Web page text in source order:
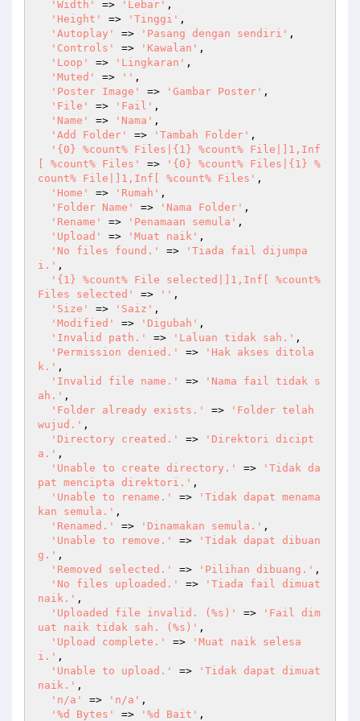
'Width' => 'Lebar' ,
'Height'
=> 'Tinggi' ,
'Autoplay'
=> 'Pasang dengan sendiri' ,
'Controls'
=> 'Kawalan' ,
'Loop'
=> 'Lingkaran' ,
'Muted'
=> '' ,
'Poster Image'
=> 'Gambar Poster' ,
'File'
=> 'Fail' ,
'Name'
=> 'Nama' ,
'Add Folder'
=> 'Tambah Folder' ,
'{0} %count% Files|{1} %count% File|]1,Inf
[ %count% Files'
=>
'{0} %count% Files|{1} %
count% File|]1,Inf[ %count% Files' ,
'Home'
=> 'Rumah' ,
'Folder Name'
=> 'Nama Folder' ,
'Rename'
=> 'Penamaan semula' ,
'Upload'
=> 'Muat naik' ,
'No files found.'
=>
'Tiada fail dijumpa
i.' ,
'{1} %count% File selected|]1,Inf[ %count%
Files selected'
=> '' ,
'Size'
=> 'Saiz' ,
'Modified'
=> 'Digubah' ,
'Invalid path.'
=> 'Laluan tidak sah.' ,
'Permission denied.'
=>
'Hak akses ditola
k.' ,
'Invalid file name.'
=>
'Nama fail tidak s
ah.' ,
'Folder already exists.'
=>
'Folder telah
wujud.' ,
'Directory created.'
=>
'Direktori dicipt
a.' ,
'Unable to create directory.'
=>
'Tidak da
pat mencipta direktori.' ,
'Unable to rename.'
=>
'Tidak dapat menama
kan semula.' ,
'Renamed.'
=> 'Dinamakan semula.' ,
'Unable to remove.'
=>
'Tidak dapat dibuan
g.' ,
'Removed selected.'
=> 'Pilihan dibuang.' ,
'No files uploaded.'
=>
'Tiada fail dimuat
naik.' ,
'Uploaded file invalid. (%s)'
=>
'Fail dim
uat naik tidak sah. (%s)' ,
'Upload complete.'
=>
'Muat naik selesa
i.' ,
'Unable to upload.'
=>
'Tidak dapat dimuat
naik.' ,
'n/a'
=> 'n/a' ,
'%d Bytes'
=> '%d Bait' ,